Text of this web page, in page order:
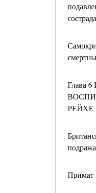
Глава
РЕЙХЕ
Примат